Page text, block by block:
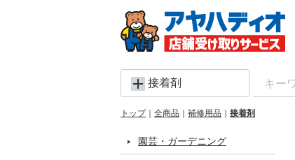
接着剤
トップ 全商品 補修用品 接着剤
園芸・ガーデニング